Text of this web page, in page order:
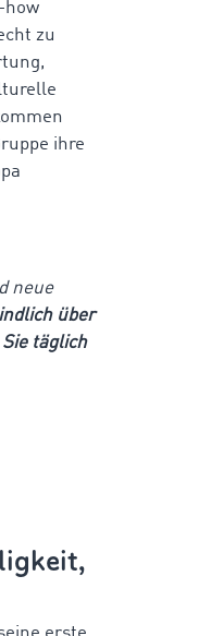
how
zu
ihre
neue
über
täglich